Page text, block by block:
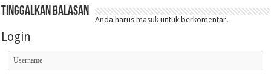
Tinggalkan Balasan
Anda harusmasuk untuk berkomentar.
Login